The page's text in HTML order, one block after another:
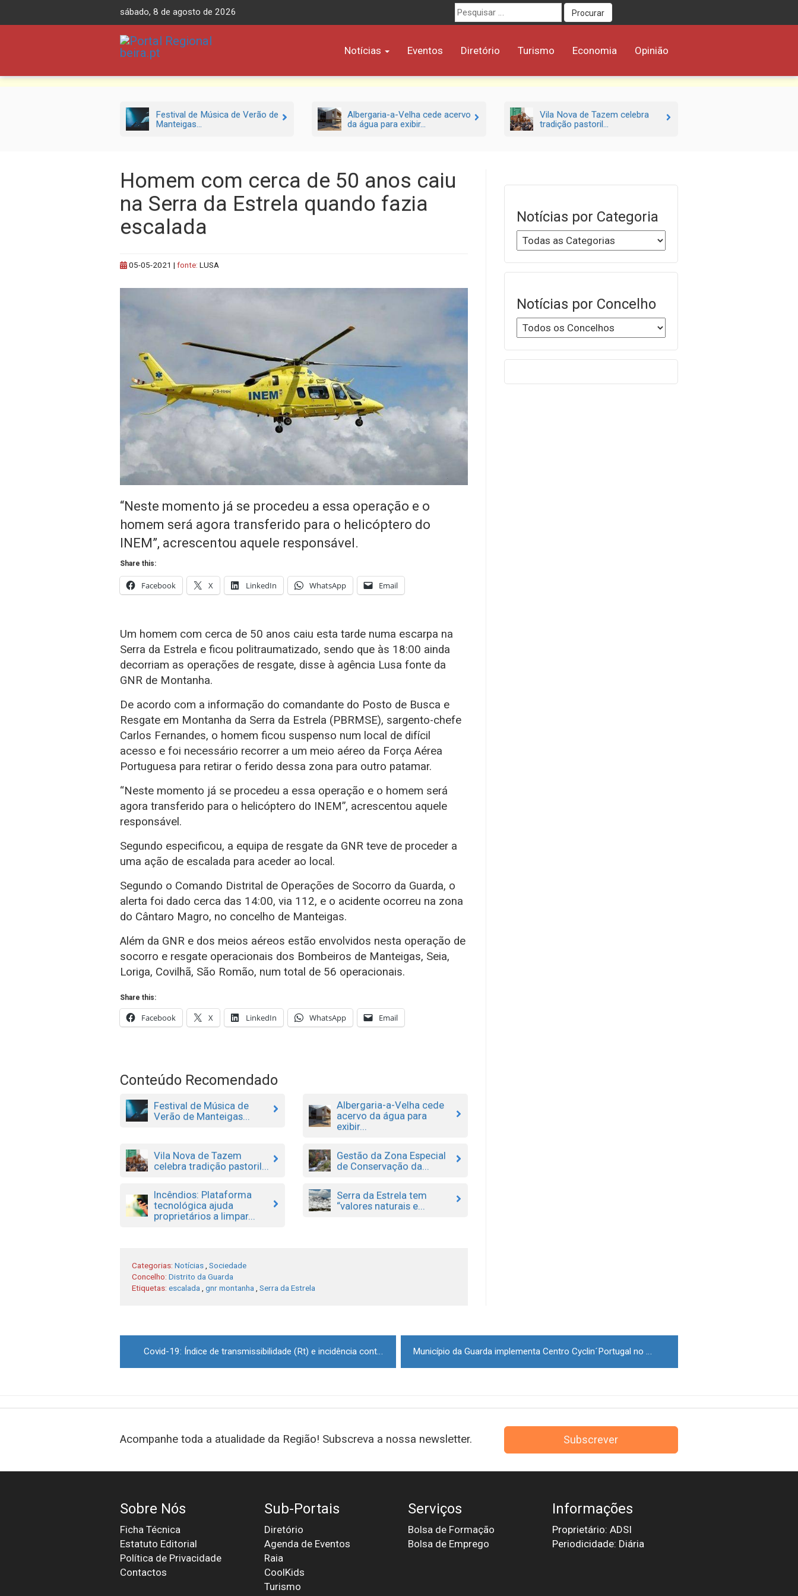
sábado, 8 de agosto de 2026
Procurar
por:
Procurar
Notícias Eventos Diretório Turismo Economia Opinião
Festival de Música de Verão de
Manteigas...
Albergaria-a-Velha cede acervo
da água para exibir...
Vila Nova de Tazem celebra
tradição pastoril...
Homem com cerca de 50 anos caiu
na Serra da Estrela quando fazia
escalada
05-05-2021 | fonte: LUSA
“Neste momento já se procedeu a essa operação e o
homem será agora transferido para o helicóptero do
INEM”, acrescentou aquele responsável.
Share this:
Facebook X LinkedIn WhatsApp Email
Um homem com cerca de 50 anos caiu esta tarde numa escarpa na
Serra da Estrela e ficou politraumatizado, sendo que às 18:00 ainda
decorriam as operações de resgate, disse à agência Lusa fonte da
GNR de Montanha.
De acordo com a informação do comandante do Posto de Busca e
Resgate em Montanha da Serra da Estrela (PBRMSE), sargento-chefe
Carlos Fernandes, o homem ficou suspenso num local de difícil
acesso e foi necessário recorrer a um meio aéreo da Força Aérea
Portuguesa para retirar o ferido dessa zona para outro patamar.
“Neste momento já se procedeu a essa operação e o homem será
agora transferido para o helicóptero do INEM”, acrescentou aquele
responsável.
Segundo especificou, a equipa de resgate da GNR teve de proceder a
uma ação de escalada para aceder ao local.
Segundo o Comando Distrital de Operações de Socorro da Guarda, o
alerta foi dado cerca das 14:00, via 112, e o acidente ocorreu na zona
do Cântaro Magro, no concelho de Manteigas.
Além da GNR e dos meios aéreos estão envolvidos nesta operação de
socorro e resgate operacionais dos Bombeiros de Manteigas, Seia,
Loriga, Covilhã, São Romão, num total de 56 operacionais.
Share this:
Facebook X LinkedIn WhatsApp Email
Conteúdo Recomendado
Festival de Música de
Verão de Manteigas...
Albergaria-a-Velha cede
acervo da água para
exibir...
Vila Nova de Tazem
celebra tradição pastoril...
Gestão da Zona Especial
de Conservação da...
Incêndios: Plataforma
tecnológica ajuda
proprietários a limpar...
Serra da Estrela tem
“valores naturais e...
Categorias: Notícias, Sociedade
Concelho: Distrito da Guarda
Etiquetas: escalada, gnr montanha, Serra da Estrela
Notícias por Categoria
Notícias por Concelho
navigation
Covid-19: Índice de transmissibilidade (Rt) e incidência continuam a descer em Portugal Município da Guarda implementa Centro Cyclin´Portugal no concelho
Acompanhe toda a atualidade da Região! Subscreva a nossa newsletter. Subscrever
Sobre Nós
Ficha Técnica
Estatuto Editorial
Política de Privacidade
Contactos
Sub-Portais
Diretório
Agenda de Eventos
Raia
CoolKids
Turismo
Serviços
Bolsa de Formação
Bolsa de Emprego
Informações
Proprietário: ADSI
Periodicidade: Diária